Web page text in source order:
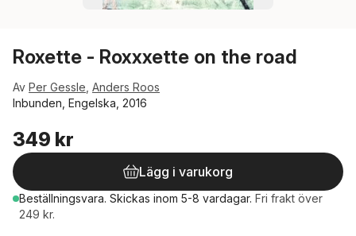
Roxette - Roxxxette on the road
Av Per Gessle Anders Roos
Inbunden, Engelska, 2016
349 kr
Lägg i varukorg
Beställningsvara. Skickas inom 5-8 vardagar. Fri frakt över
249 kr.